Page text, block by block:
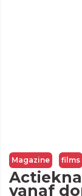
Magazine films
vanaf